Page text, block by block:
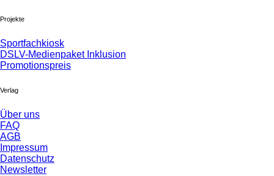
Projekte
Sportfachkiosk
DSLV-Medienpaket Inklusion
Promotionspreis
Verlag
Über uns
FAQ
AGB
Impressum
Datenschutz
Newsletter